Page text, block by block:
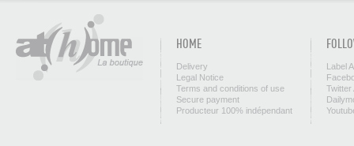
HOME
Delivery
Legal Notice
Terms and conditions of use
Secure payment
Producteur 100% indépendant
Label
Twitter